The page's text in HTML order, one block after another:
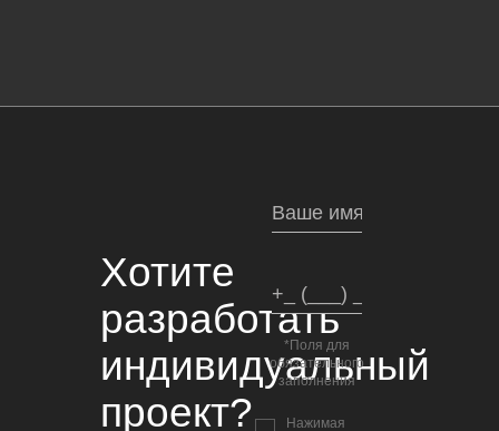
Хотите
разработать
индивидуальный
проект?
*Поля для
обязательного
заполнения
Нажимая